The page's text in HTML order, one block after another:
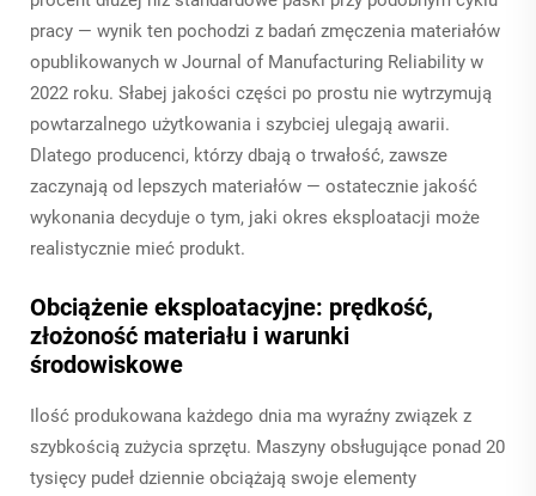
pracy — wynik ten pochodzi z badań zmęczenia materiałów
opublikowanych w Journal of Manufacturing Reliability w
2022 roku. Słabej jakości części po prostu nie wytrzymują
powtarzalnego użytkowania i szybciej ulegają awarii.
Dlatego producenci, którzy dbają o trwałość, zawsze
zaczynają od lepszych materiałów — ostatecznie jakość
wykonania decyduje o tym, jaki okres eksploatacji może
realistycznie mieć produkt.
Obciążenie eksploatacyjne: prędkość,
złożoność materiału i warunki
środowiskowe
Ilość produkowana każdego dnia ma wyraźny związek z
szybkością zużycia sprzętu. Maszyny obsługujące ponad 20
tysięcy pudeł dziennie obciążają swoje elementy